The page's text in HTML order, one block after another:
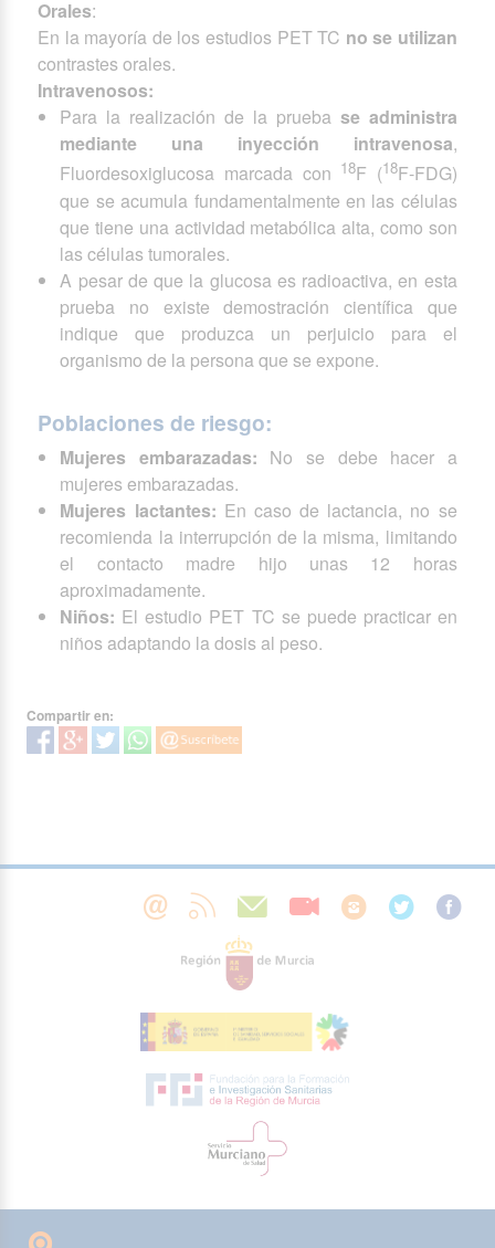
Orales:
En la mayoría de los estudios PET TC no se utilizan
contrastes orales.
Intravenosos:
Para la realización de la prueba se administra
mediante una inyección intravenosa,
Fluordesoxiglucosa marcada con 18F (18F-FDG)
que se acumula fundamentalmente en las células
que tiene una actividad metabólica alta, como son
las células tumorales.
A pesar de que la glucosa es radioactiva, en esta
prueba no existe demostración científica que
indique que produzca un perjuicio para el
organismo de la persona que se expone.
Poblaciones de riesgo:
Mujeres embarazadas: No se debe hacer a
mujeres embarazadas.
Mujeres lactantes: En caso de lactancia, no se
recomienda la interrupción de la misma, limitando
el contacto madre hijo unas 12 horas
aproximadamente.
Niños: El estudio PET TC se puede practicar en
niños adaptando la dosis al peso.
Compartir en: